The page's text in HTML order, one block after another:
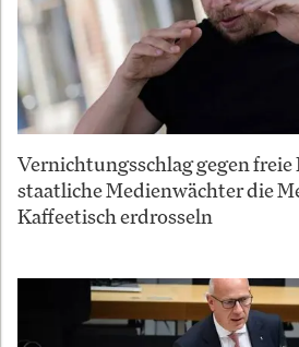
Vernichtungsschlag gegen freie
staatliche Medienwächter die
Kaffeetisch erdrosseln